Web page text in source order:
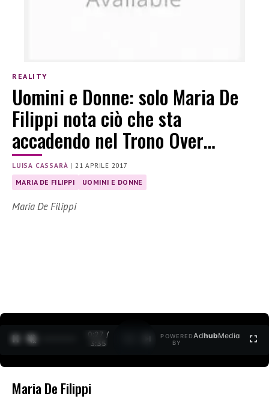
REALITY
Uomini e Donne: solo Maria De
Filippi nota ciò che sta
accadendo nel Trono Over…
LUISA CASSARÀ | 21 APRILE 2017
MARIA DE FILIPPI UOMINI E DONNE
Maria De Filippi
0:27 /
3:35
POWERED
BY
AdhubMedia
Maria De Filippi